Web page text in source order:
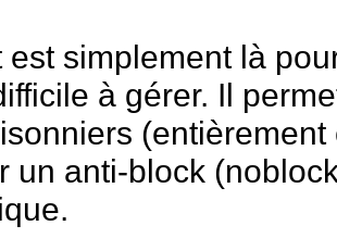
est simplement là
à gérer. Il
un anti-block